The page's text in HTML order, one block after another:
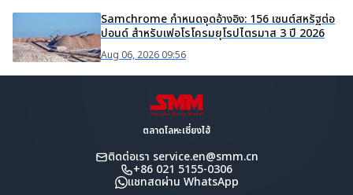
Samchrome กำหนดจุดอ้างอิง: 156 เซนต์สหรัฐต่อ
ปอนด์ สำหรับเฟอโรโครมยุโรปไตรมาส 3 ปี 2026
Aug 06, 2026 09:56
ตลาดโลหะเซี่ยงไฮ้
ติดต่อเรา service.en@smm.cn
+86 021 5155-0306
แชทสดผ่าน WhatsApp